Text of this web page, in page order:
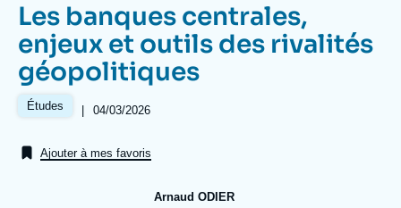
Navigation
principale
L'Ifri
À propos de l'Ifri
Proche-Orient
Les banques centrales,
enjeux et outils des rivalités
géopolitiques
Études |
Date
publication
04/03/2026
Ajouter à mes favoris
Arnaud ODIER